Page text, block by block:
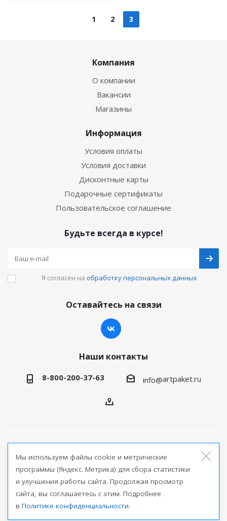
1 2 3
Компания
О компании
Вакансии
Магазины
Информация
Условия оплаты
Условия доставки
Дисконтные карты
Подарочные сертификаты
Пользовательское соглашение
Будьте всегда в курсе!
Я согласен на обработку персональных данных
Оставайтесь на связи
Наши контакты
8-800-200-37-63 info@artpaket.ru
продукции
Версия для печати
Мы используем файлы cookie и метрические
программы (Яндекс. Метрика) для сбора статистики
и улучшения работы сайта. Продолжая просмотр
сайта, вы соглашаетесь с этим. Подробнее
в Политике конфиденциальности.